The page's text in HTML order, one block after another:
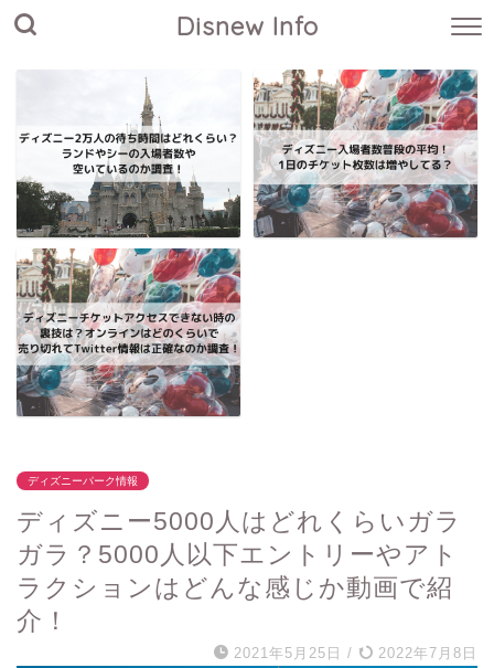
Disnew Info
ディズニーパーク情報
ディズニー5000人はどれくらいガラ
ガラ？5000人以下エントリーやアト
ラクションはどんな感じか動画で紹
介！
2021年5月25日 / 2022年7月8日